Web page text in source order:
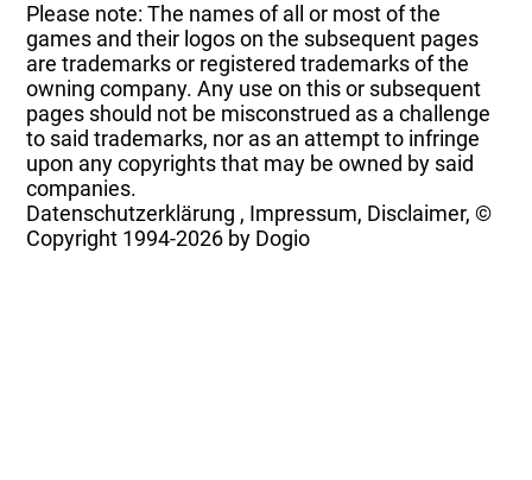
Please note: The names of all or most of the
games and their logos on the subsequent pages
are trademarks or registered trademarks of the
owning company. Any use on this or subsequent
pages should not be misconstrued as a challenge
to said trademarks, nor as an attempt to infringe
upon any copyrights that may be owned by said
companies.
Datenschutzerklärung , Impressum, Disclaimer, ©
Copyright 1994-2026 by Dogio